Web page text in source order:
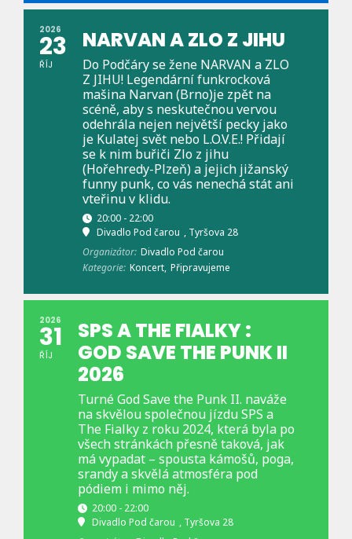
2026
23
ŘÍJ
NARVAN A ZLO Z JIHU
Do Podčáry se žene NARVAN a ZLO
Z JIHU! Legendární funkrocková
mašina Narvan (Brno)je zpět na
scéně, aby s neskutečnou vervou
odehrála nejen největší pecky jako
je Kulatej svět nebo L.O.V.E.! Přidají
se k nim buřiči Zlo z jihu
(Hořehredy-Plzeň) a jejich jižanský
funny punk, co vás nenechá stát ani
vteřinu v klidu.
20:00 - 22:00
Divadlo Pod čarou , Tyršova 28
Organizátor: Divadlo Pod čarou
Kategorie: Koncert, Připravujeme
2026
31
ŘÍJ
SPS A THE FIALKY :
GOD SAVE THE PUNK II
2026
Turné God Save the Punk II. naváže
na skvělou společnou jízdu SPS a
The Fialky z roku 2024, která byla po
všech stránkách přesně taková, jak
má vypadat – spousta kámošů, poga,
srandy a skvělá atmosféra pod
pódiem i mimo něj.
20:00 - 22:00
Divadlo Pod čarou , Tyršova 28